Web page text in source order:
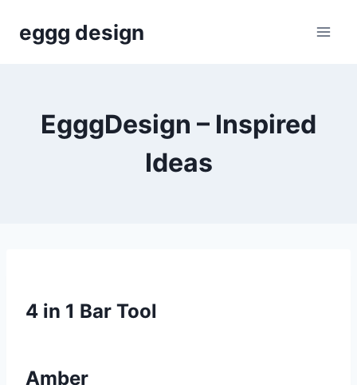
eggg design
EgggDesign – Inspired
Ideas
4 in 1 Bar Tool
Amber